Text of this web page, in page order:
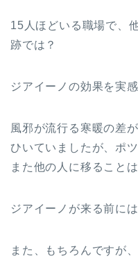
15人ほどいる職場で、
跡では？
ジアイーノの効果を実
風邪が流行る寒暖の差
ひいていましたが、ポ
また他の人に移ること
ジアイーノが来る前に
また、もちろんですが